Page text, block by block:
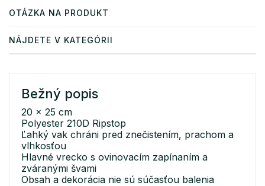
OTÁZKA NA PRODUKT
NÁJDETE V KATEGÓRII
Bežný popis
20 x 25 cm
Polyester 210D Ripstop
Ľahký vak chráni pred znečistením, prachom a
vlhkosťou
Hlavné vrecko s ovinovacím zapínaním a
zváranými švami
Obsah a dekorácia nie sú súčasťou balenia